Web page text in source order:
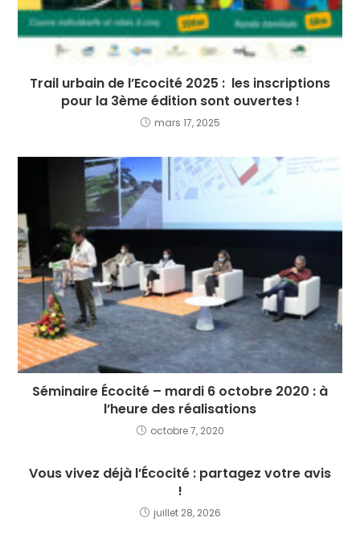
Trail urbain de l’Ecocité 2025 : les inscriptions
pour la 3ème édition sont ouvertes !
mars 17, 2025
Séminaire Écocité – mardi 6 octobre 2020 : à
l’heure des réalisations
octobre 7, 2020
Vous vivez déjà l’Écocité : partagez votre avis
!
juillet 28, 2026